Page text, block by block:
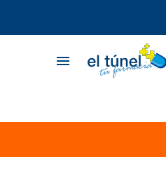
menu
close
store
local_shipping